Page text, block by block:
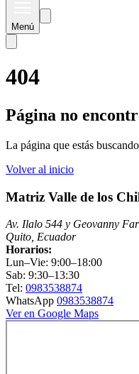
Menú
404
Página no
La página que estás
Volver al inicio
Matriz Valle de los
Av. Ilalo 544 y Geovanny
Quito, Ecuador
Horarios:
Lun–Vie: 9:00–18:00
Sab: 9:30–13:30
Tel: 0983538874
WhatsApp 0983538874
Ver en Google Maps